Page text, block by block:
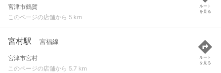
宮津市鶴賀
このページの店舗から 5 km
ルート
を見る
宮村駅 宮福線
宮津市宮村
このページの店舗から 5.7 km
ルート
を見る